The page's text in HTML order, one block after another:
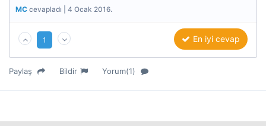
MC cevapladı | 4 Ocak 2016.
1 En iyi cevap
Paylaş Bildir Yorum(1)